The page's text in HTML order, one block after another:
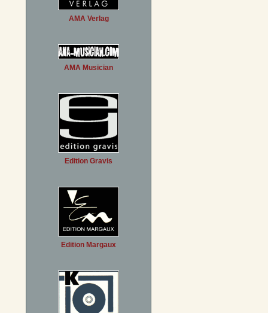
AMA Verlag
AMA Musician
Edition Gravis
Edition Margaux